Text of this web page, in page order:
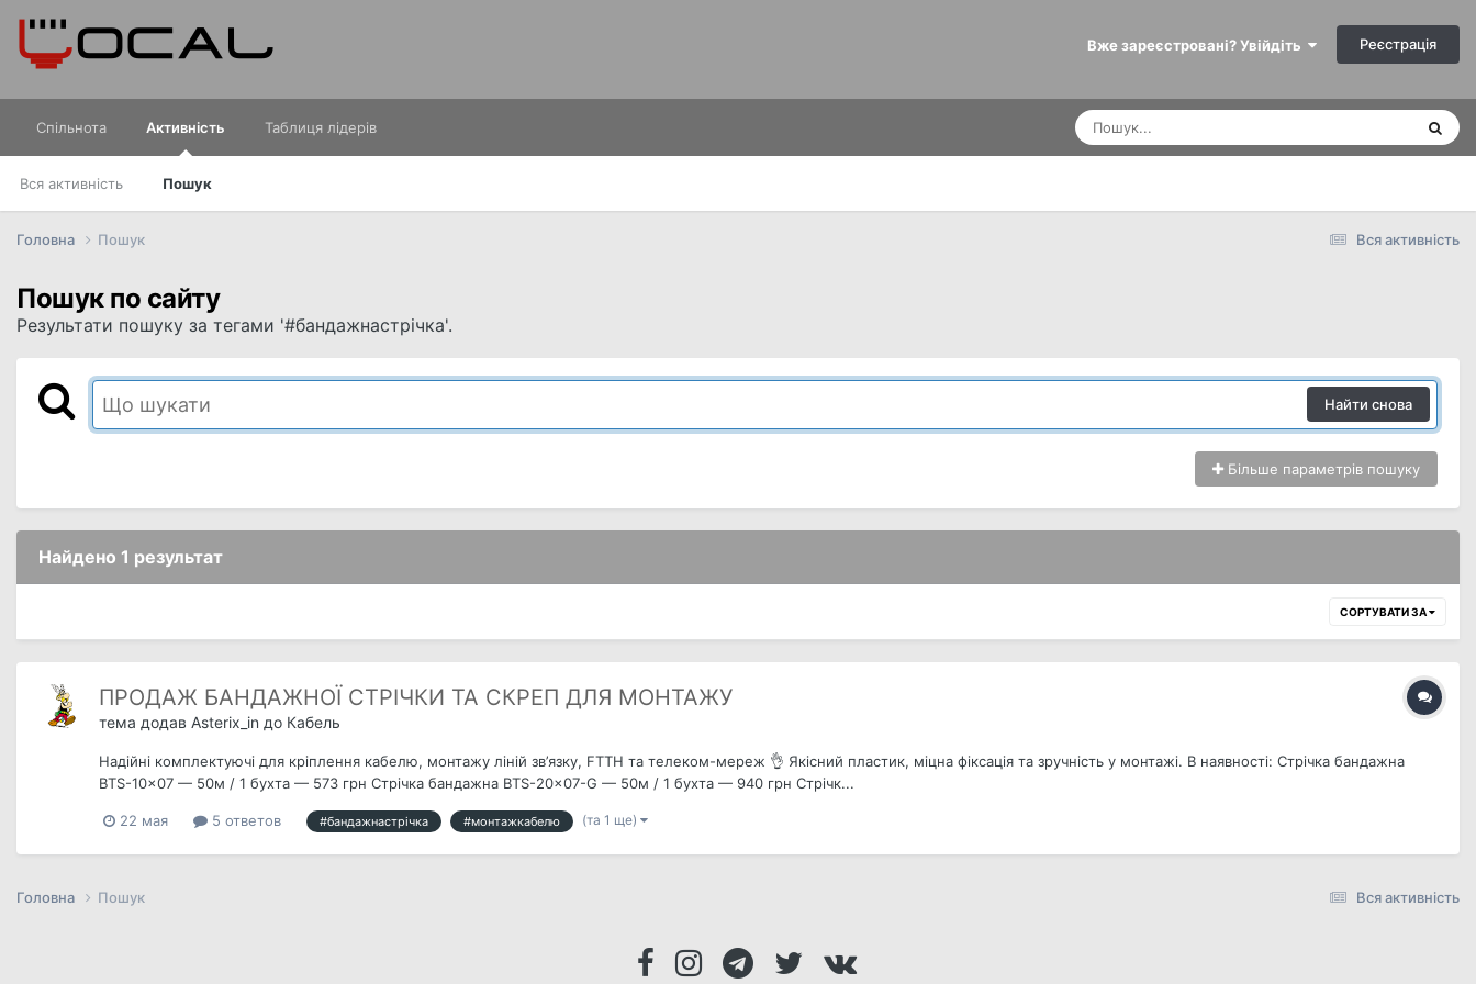
Вже зареєстровані? Увійдіть Реєстрація
Спільнота Активність
Вся активність Пошук
Таблиця лідерів
Вся активність
Головна Пошук
Пошук по сайту
Результати пошуку за тегами '#бандажнастрічка'.
Найти снова
Більше параметрів пошуку
Найдено 1 результат
СОРТУВАТИ ЗА
ПРОДАЖ БАНДАЖНОЇ СТРІЧКИ ТА СКРЕП ДЛЯ МОНТАЖУ
тема додав Asterix_in до Кабель
Надійні комплектуючі для кріплення кабелю, монтажу ліній зв’язку, FTTH та телеком-мереж 👌 Якісний пластик, міцна фіксація та зручність у монтажі. В наявності: Стрічка бандажна
BTS-10x07 — 50м / 1 бухта — 573 грн Стрічка бандажна BTS-20x07-G — 50м / 1 бухта — 940 грн Стрічк...
22 мая 5 ответов #бандажнастрічка #монтажкабелю (та 1 ще)
Вся активність
Головна Пошук